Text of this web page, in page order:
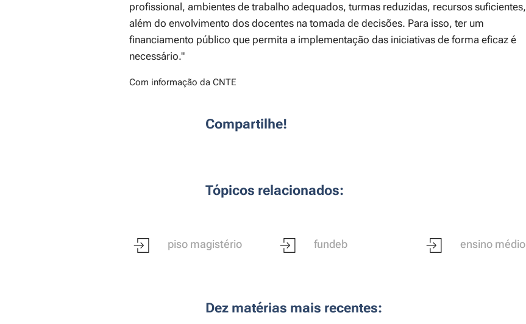
profissional, ambientes de trabalho adequados, turmas reduzidas, recursos suficientes,
além do envolvimento dos docentes na tomada de decisões. Para isso, ter um
financiamento público que permita a implementação das iniciativas de forma eficaz é
necessário."
Com informação da CNTE
Compartilhe!
Tópicos relacionados:
piso magistério fundeb ensino médio
Dez matérias mais recentes: